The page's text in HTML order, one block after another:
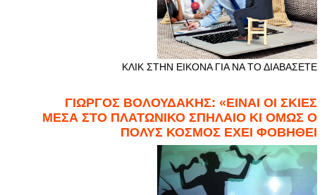
ΚΛΙΚ ΣΤΗΝ ΕΙΚΟΝΑ ΓΙΑ ΝΑ ΤΟ ΔΙΑΒΑΣΕΤΕ
ΓΙΩΡΓΟΣ ΒΟΛΟΥΔΑΚΗΣ: «ΕΙΝΑΙ ΟΙ ΣΚΙΕΣ
ΜΕΣΑ ΣΤΟ ΠΛΑΤΩΝΙΚΟ ΣΠΗΛΑΙΟ ΚΙ ΟΜΩΣ Ο
ΠΟΛΥΣ ΚΟΣΜΟΣ ΕΧΕΙ ΦΟΒΗΘΕΙ